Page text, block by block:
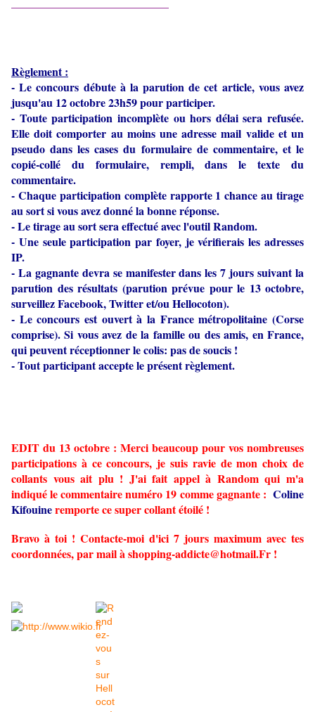
Règlement :
- Le concours débute à la parution de cet article, vous avez
jusqu'au 12 octobre 23h59 pour participer.
- Toute participation incomplète ou hors délai sera refusée.
Elle doit comporter au moins une adresse mail valide et un
pseudo dans les cases du formulaire de commentaire, et le
copié-collé du formulaire, rempli, dans le texte du
commentaire.
- Chaque participation complète rapporte 1 chance au tirage
au sort si vous avez donné la bonne réponse.
- Le tirage au sort sera effectué avec l'outil Random.
- Une seule participation par foyer, je vérifierais les adresses
IP.
- La gagnante devra se manifester dans les 7 jours suivant la
parution des résultats (parution prévue pour le 13 octobre,
surveillez Facebook, Twitter et/ou Hellocoton).
- Le concours est ouvert à la France métropolitaine (Corse
comprise). Si vous avez de la famille ou des amis, en France,
qui peuvent réceptionner le colis: pas de soucis !
- Tout participant accepte le présent règlement.
EDIT du 13 octobre : Merci beaucoup pour vos nombreuses
participations à ce concours, je suis ravie de mon choix de
collants vous ait plu ! J'ai fait appel à Random qui m'a
indiqué le commentaire numéro 19 comme gagnante : Coline
Kifouineremporte ce super collant étoilé !
Bravo à toi ! Contacte-moi d'ici 7 jours maximum avec tes
coordonnées, par mail à shopping-addicte@hotmail.Fr !